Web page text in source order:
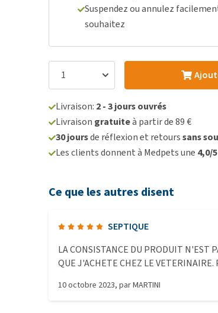
Suspendez ou annulez
souhaitez
Livraison: 2 - 3 jours ouvrés
Livraison gratuiteà partir de 89 €
30 joursde réflexion et retourssans
Les clients donnent à Medpets une 4,0/5
Ce que les autres disent
SEPTIQUE
LA CONSISTANCE DU PRODUIT N'EST
QUE J'ACHETE CHEZ LE VETERINAIRE.
ENFONCEES.
10 octobre 2023, parMARTINI